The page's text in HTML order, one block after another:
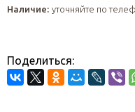
Наличие: уточняйте по
Поделиться: